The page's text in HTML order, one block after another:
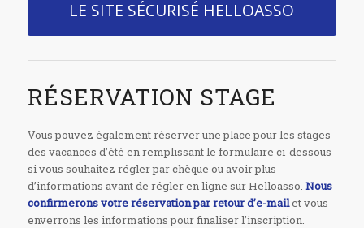
LE SITE SÉCURISÉ HELLOASSO
RÉSERVATION STAGE
Vous pouvez également réserver une place pour les stages
des vacances d’été en remplissant le formulaire ci-dessous
si vous souhaitez régler par chèque ou avoir plus
d’informations avant de régler en ligne sur Helloasso. Nous
confirmerons votre réservation par retour d’e-mailet vous
enverrons les informations pour finaliser l’inscription.